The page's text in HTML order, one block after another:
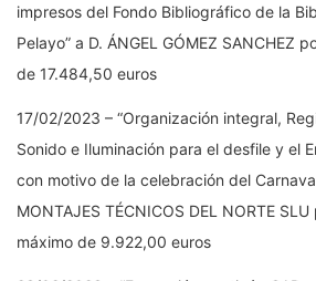
impresos del Fondo Bibliográfico de la
Pelayo” a D. ÁNGEL GÓMEZ SANCHEZ
de 17.484,50 euros
17/02/2023 – “Organización integral,
Sonido e Iluminación para el desfile y el
con motivo de la celebración del
MONTAJES TÉCNICOS DEL NORTE
máximo de 9.922,00 euros